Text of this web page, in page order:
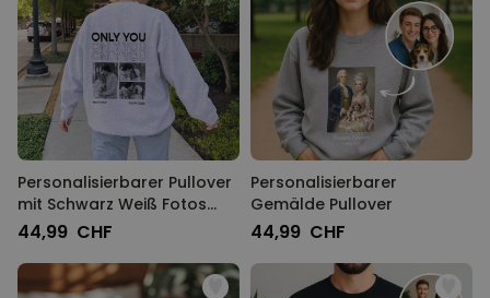
Personalisierbarer Pullover
mit Schwarz Weiß Fotos
und Text
44,99 CHF
Personalisierbarer
Gemälde Pullover
44,99 CHF